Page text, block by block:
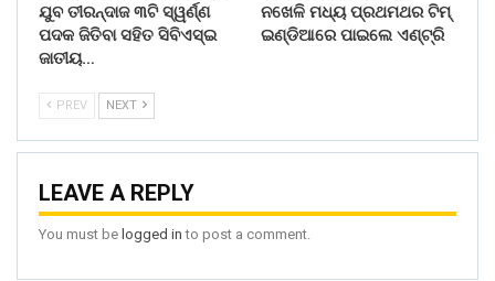
ଯୁବ ତୀରନ୍ଦାଜ ୩ଟି ସ୍ୱର୍ଣ୍ଣ
ପଦକ ଜିତିବା ସହିତ ସିବିଏସ୍ଇ
ଜାତୀୟ…
ନଖେଳି ମଧ୍ୟ ପ୍ରଥମଥର ଟିମ୍
ଇଣ୍ଡିଆରେ ପାଇଲେ ଏଣ୍ଟ୍ରି
PREV NEXT
LEAVE A REPLY
You must be logged in to post a comment.